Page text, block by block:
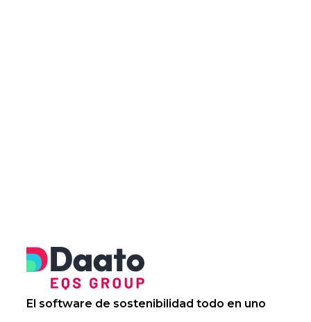
El software de sostenibilidad todo en uno